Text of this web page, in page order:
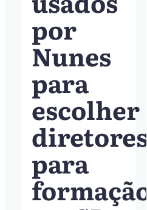
por
Nunes
para
escolher
diretores
para
formação